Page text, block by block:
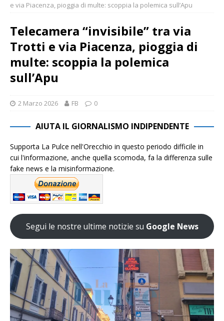
e via Piacenza, pioggia di multe: scoppia la polemica sull’Apu
Telecamera “invisibile” tra via
Trotti e via Piacenza, pioggia di
multe: scoppia la polemica
sull’Apu
2 Marzo 2026 FB 0
AIUTA IL GIORNALISMO INDIPENDENTE
Supporta La Pulce nell'Orecchio in questo periodo difficile in
cui l'informazione, anche quella scomoda, fa la differenza sulle
fake news e la misinformazione.
Segui le nostre ultime notizie su Google News